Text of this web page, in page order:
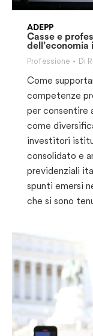
ADEPP
Casse e
dell’economia
Professione Di
Come
competenze
per consentire
come
investitori
consolidato e
previdenziali
spunti emersi
che si sono